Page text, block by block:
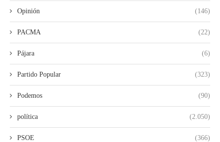
Opinión (146)
PACMA (22)
Pájara (6)
Partido Popular (323)
Podemos (90)
política (2.050)
PSOE (366)